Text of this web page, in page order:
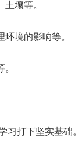
壤等。
境的影响等。
打下坚实基础。